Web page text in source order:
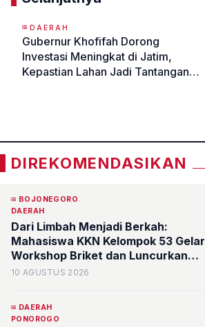
DAERAH
Gubernur Khofifah Dorong
Investasi Meningkat di Jatim,
Kepastian Lahan Jadi Tantangan
DIREKOMENDASIKAN
BOJONEGORO
DAERAH
Dari Limbah Menjadi Berkah:
Mahasiswa KKN Kelompok 53 Gelar
Workshop Briket dan Luncurkan
Website SEKARA di Desa Ngradin
10 AGUSTUS 2026
DAERAH
PONOROGO